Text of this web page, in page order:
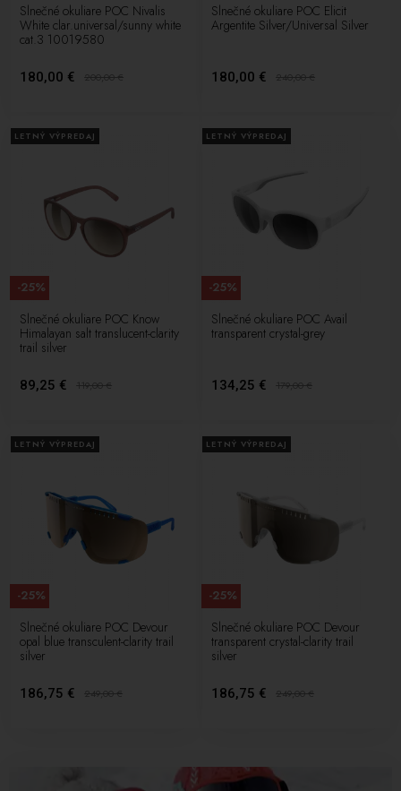
Slnečné okuliare POC Nivalis
White clar.universal/sunny white
cat.3 10019580
180,00 € 200,00€
Slnečné okuliare POC Elicit
Argentite Silver/Universal Silver
180,00 € 240,00€
LETNÝ VÝPREDAJ
Slnečné okuliare POC Know
Himalayan salt translucent-clarity
trail silver
89,25 € 119,00€
-25%
LETNÝ VÝPREDAJ
Slnečné okuliare POC Avail
transparent crystal-grey
134,25 € 179,00€
-25%
LETNÝ VÝPREDAJ
Slnečné okuliare POC Devour
opal blue transculent-clarity trail
silver
186,75 € 249,00€
-25%
LETNÝ VÝPREDAJ
Slnečné okuliare POC Devour
transparent crystal-clarity trail
silver
186,75 € 249,00€
-25%